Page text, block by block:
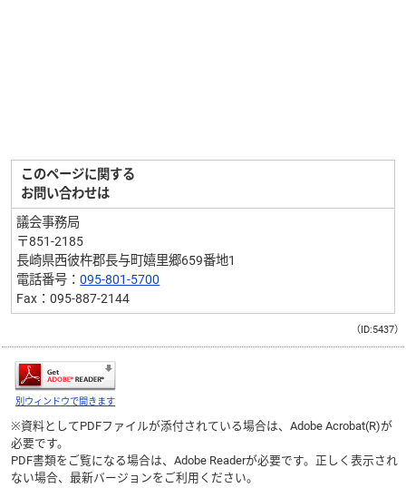
このページに関する
お問い合わせは
議会事務局
〒851-2185
長崎県西彼杵郡長与町嬉里郷659番地1
電話番号：095-801-5700
Fax：095-887-2144
（ID:5437）
別ウィンドウで開きます
※資料としてPDFファイルが添付されている場合は、Adobe Acrobat(R)が
必要です。
PDF書類をご覧になる場合は、Adobe Readerが必要です。正しく表示され
ない場合、最新バージョンをご利用ください。